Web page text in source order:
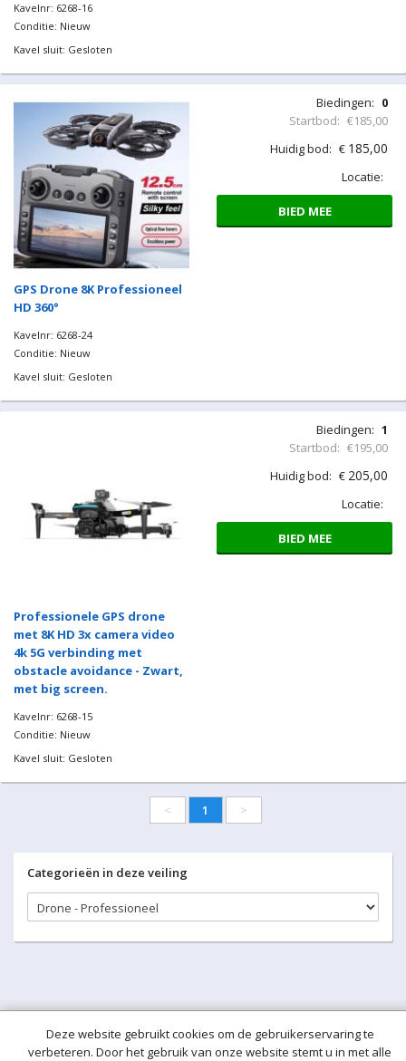
Kavelnr: 6268-16
Conditie: Nieuw
Kavel sluit: Gesloten
GPS Drone 8K Professioneel
HD 360°
Kavelnr: 6268-24
Conditie: Nieuw
Kavel sluit: Gesloten
Biedingen: 0
Startbod: €185,00
Huidig bod: € 185,00
Locatie:
BIED MEE
Professionele GPS drone
met 8K HD 3x camera video
4k 5G verbinding met
obstacle avoidance - Zwart,
met big screen.
Kavelnr: 6268-15
Conditie: Nieuw
Kavel sluit: Gesloten
Biedingen: 1
Startbod: €195,00
Huidig bod: € 205,00
Locatie:
BIED MEE
< 1 >
Categorieën in deze veiling
Deze website gebruikt cookies om de gebruikerservaring te
verbeteren. Door het gebruik van onze website stemt u in met alle